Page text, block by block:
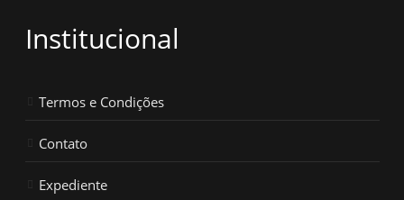
Institucional
Termos e Condições
Contato
Expediente